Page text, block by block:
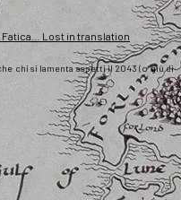
Fatica… Lost in translation
chi si lamenta aspetti il 2043 (o giù di